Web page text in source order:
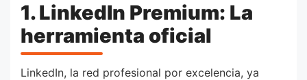
1. LinkedIn Premium: La
herramienta oficial
LinkedIn, la red profesional por excelencia, ya